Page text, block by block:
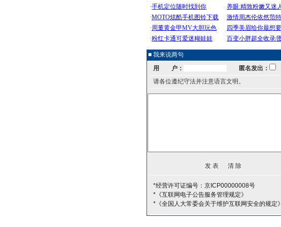
■ 我来说两句
用 户：
匿名发出：
请各位遵纪守法并注意语言文明。
*经营许可证编号：京ICP00000008号
*《互联网电子公告服务管理规定》
*《全国人大常委会关于维护互联网安全的规定》